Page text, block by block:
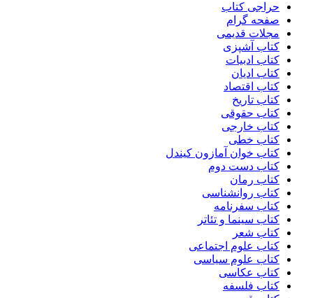
حراجی کتاب
صفحه گرام
مجلات قدیمی
کتاب آشپزی
کتاب ادبیات
کتاب ادیان
کتاب اقتصاد
کتاب تاریخ
کتاب حقوقی
کتاب خارجی
کتاب خطی
کتاب خوان آمازون کیندل
کتاب دست دوم
کتاب رمان
کتاب روانشناسی
کتاب سفرنامه
کتاب سینما و تئاتر
کتاب شعر
کتاب علوم اجتماعی
کتاب علوم سیاسی
کتاب عکاسی
کتاب فلسفه